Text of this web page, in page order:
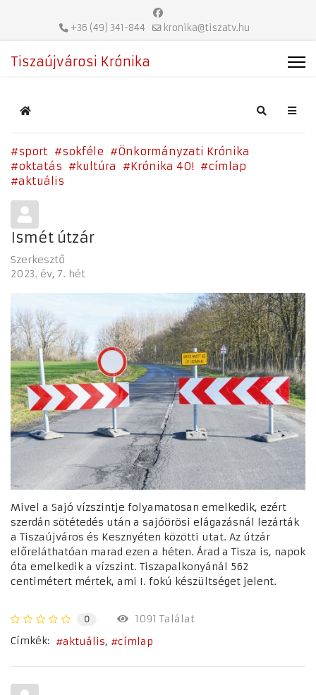
+36 (49) 341-844 kronika@tiszatv.hu
Tiszaújvárosi Krónika
Home Search
sport sokféle
Önkormányzati Krónika
oktatás
kultúra Krónika 40!
címlap
aktuális
Ismét útzár
Szerkesztő
2023. év 7. hét
Mivel a Sajó vízszintje folyamatosan emelkedik, ezért
szerdán sötétedés után a sajóörösi elágazásnál lezárták
a Tiszaújváros és Kesznyéten közötti utat. Az útzár
előreláthatóan marad ezen a héten. Árad a Tisza is, napok
óta emelkedik a vízszint. Tiszapalkonyánál 562
centimétert mértek, ami I. fokú készültséget jelent.
0
1091 Találat
Címkék:
aktuális címlap